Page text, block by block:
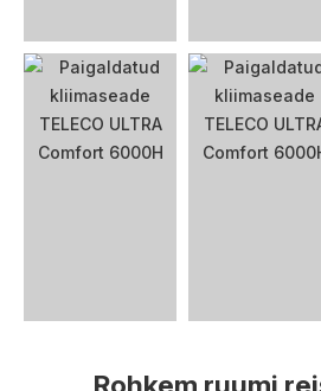
Rohkem ruumi